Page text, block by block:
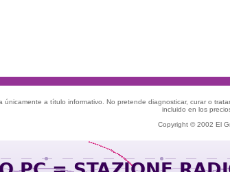
a título informativo. No pretende diagnosticar, curar o
incluido en los
Copyright © 2002 El